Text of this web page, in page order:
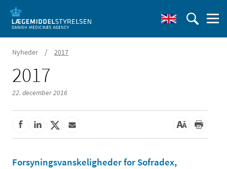
Nyheder / 2017
2017
22. december 2016
Forsyningsvanskeligheder for Sofradex,